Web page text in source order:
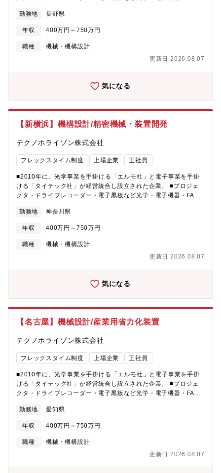
機械・装置の機構部分設計を担当いただきます。駆動部を伴うメ
カ設計から装置全体の設計まで幅広く対応。電子設計やソフトウ
ェア開発者と連携しながらプロジェクトを推進していきます。
【具体的には】3DCADを使用した精密機械・装置の機構設計業務
ただきます。電子設計やソフトウェア開発者と連携しながらプロ
ていただきます。【魅力】 ■自分が設計した装置がお客様の製造
現場で実際に稼働するところまで見届けることができ、目に見え
る形でお客様の事業に貢献できる実感を持てます ■未経験からで
も入社後の育成制度により成長できる環境が整っています ■電子
設計やソフトウェア開発者との連携により幅広い技術に触れるこ
とができます
勤務地 長野県
年収 400万円～750万円
職種
機械・機構設計
更新日 2026.08.07
気になる
【新横浜】機構設計/精密機械・装置開発
テクノホライゾン株式会社
フレックスタイム制度 上場企業 正社員
■2010年に、光学事業を手掛ける「エルモ社」と電子事業を手掛
ける「タイテック社」が経営統合し設立された企業。 ■プロジェ
クタ・ドライブレコーダー・電子黒板など光学・電子機器・FA機
機械・装置の機構部分設計を担当いただきます。駆動部を伴うメ
カ設計から装置全体の設計まで幅広く対応。電子設計やソフトウ
ェア開発者と連携しながらプロジェクトを推進していきます。
【具体的には】3DCADを使用した精密機械・装置の機構設計業務
ただきます。電子設計やソフトウェア開発者と連携しながらプロ
ていただきます。【魅力】 ■自分が設計した装置がお客様の製造
現場で実際に稼働するところまで見届けることができ、目に見え
る形でお客様の事業に貢献できる実感を持てます ■未経験からで
も入社後の育成制度により成長できる環境が整っています ■電子
設計やソフトウェア開発者との連携により幅広い技術に触れるこ
とができます
勤務地 神奈川県
年収 400万円～750万円
職種
機械・機構設計
更新日 2026.08.07
気になる
【名古屋】機械設計/産業用省力化装置
テクノホライゾン株式会社
フレックスタイム制度 上場企業 正社員
■2010年に、光学事業を手掛ける「エルモ社」と電子事業を手掛
ける「タイテック社」が経営統合し設立された企業。 ■プロジェ
クタ・ドライブレコーダー・電子黒板など光学・電子機器・FA機
用自動省力化装置・検査装置の機構部構造設計を担当。技術部と
連携し、制御設計や機械組立と協力して装置開発を行います。お
客様との意見交換を通じて装置化を検討し、自身の設計が形にな
るお仕事です。【具体的には】産業用自動省力化装置・検査装置
機械組立と連携した装置開発、専門知識を活かした革新的な構造
勤務地 愛知県
年収 400万円～750万円
職種
機械・機構設計
更新日 2026.08.07